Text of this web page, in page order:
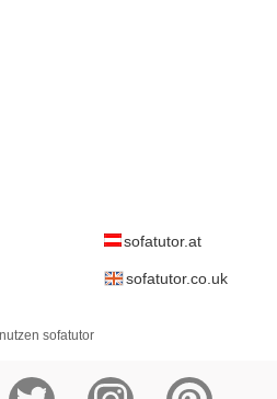
sofatutor.at
sofatutor.co.uk
sofatutor